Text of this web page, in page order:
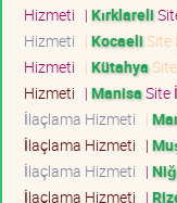
Hizmeti | Kırklareli
Hizmeti | Kocaeli Site
Hizmeti | Kütahya
Hizmeti | ManisaSite
İlaçlama Hizmeti |
İlaçlama Hizmeti |
İlaçlama Hizmeti |
İlaçlama Hizmeti |